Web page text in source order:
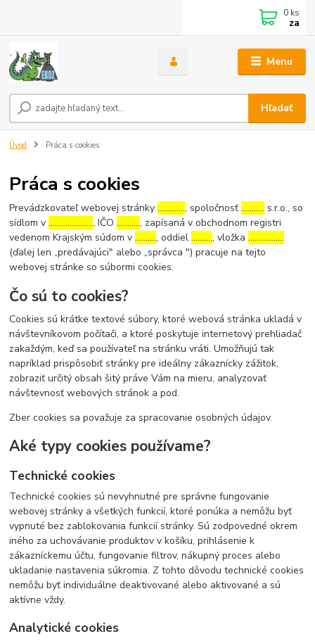
Menu
Hľadať
0 ks
za
Úvod Práca s cookies
Práca s cookies
Prevádzkovateľ webovej stránky…………., spoločnosť……….. s.r.o., so
sídlom v…………………, IČO……….., zapísaná v obchodnom registri
vedenom Krajským súdom v………., oddiel………., vložka……………..
(ďalej len „predávajúci" alebo „správca ") pracuje na tejto
webovej stránke so súbormi cookies.
Čo sú to cookies?
Cookies sú krátke textové súbory, ktoré webová stránka ukladá v
návštevníkovom počítači, a ktoré poskytuje internetový prehliadač
zakaždým, keď sa používateľ na stránku vráti. Umožňujú tak
napríklad prispôsobiť stránky pre ideálny zákaznícky zážitok,
zobraziť určitý obsah šitý práve Vám na mieru, analyzovať
návštevnosť webových stránok a pod.
Zber cookies sa považuje za spracovanie osobných údajov.
Aké typy cookies používame?
Technické cookies
Technické cookies sú nevyhnutné pre správne fungovanie
webovej stránky a všetkých funkcií, ktoré ponúka a nemôžu byť
vypnuté bez zablokovania funkcií stránky. Sú zodpovedné okrem
iného za uchovávanie produktov v košíku, prihlásenie k
zákazníckemu účtu, fungovanie filtrov, nákupný proces alebo
ukladanie nastavenia súkromia. Z tohto dôvodu technické cookies
nemôžu byť individuálne deaktivované alebo aktivované a sú
aktívne vždy.
Analytické cookies